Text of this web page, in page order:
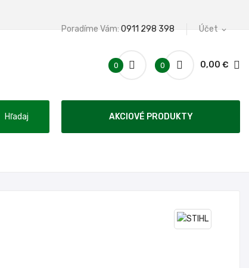
Účet expand_more
Poradíme Vám: 0911 298 398
0 0,00 €
0
Hľadaj AKCIOVÉ PRODUKTY